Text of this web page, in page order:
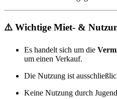
⚠️ Wichtige Miet- &
Es handelt sich um die
um einen Verkauf.
Die Nutzung ist
Keine Nutzung durch